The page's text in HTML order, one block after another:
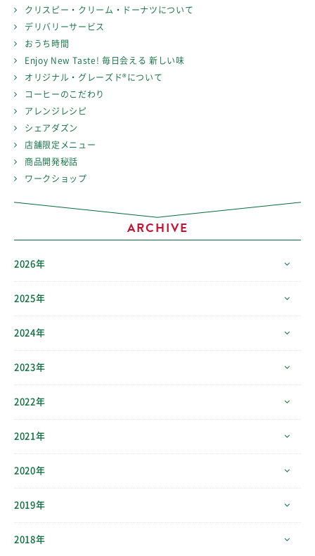
クリスピー・クリーム・ドーナツについて
デリバリーサービス
おうち時間
Enjoy New Taste! 毎日会える 新しい味
オリジナル・グレーズド®について
コーヒーのこだわり
アレンジレシピ
シェアダズン
店舗限定メニュー
商品開発秘話
ワークショップ
ARCHIVE
2026年
2025年
2024年
2023年
2022年
2021年
2020年
2019年
2018年